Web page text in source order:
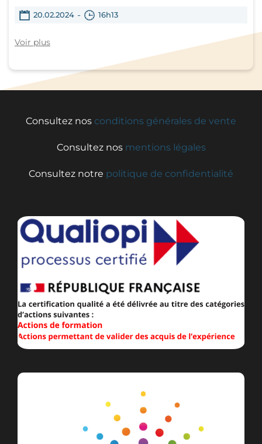
20.02.2024 - 16h13
Voir plus
Consultez nos conditions générales de vente
Consultez nos mentions légales
Consultez notre politique de confidentialité